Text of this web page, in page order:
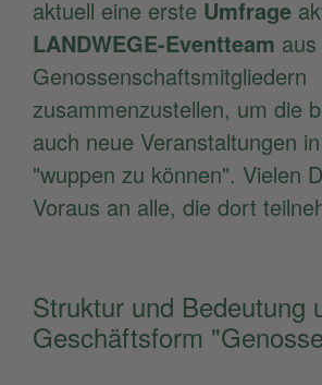
aktuell eine erste Umfrage
LANDWEGE-Eventteam aus
Genossenschaftsmitgliedern
zusammenzustellen, um die
auch neue Veranstaltungen
"wuppen zu können". Vielen
Voraus an alle, die dort
Struktur und Bedeutung
Geschäftsform